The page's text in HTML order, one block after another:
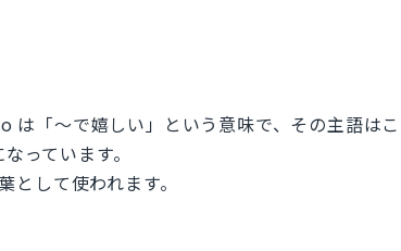
「〜で嬉しい」という意味で、その主語はこ
っています。
して使われます。